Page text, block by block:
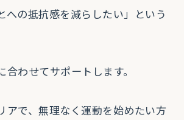
への抵抗感を減らしたい」という
わせてサポートします。
アで、無理なく運動を始めたい方